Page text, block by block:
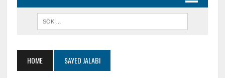
HOME SAYED JALABI